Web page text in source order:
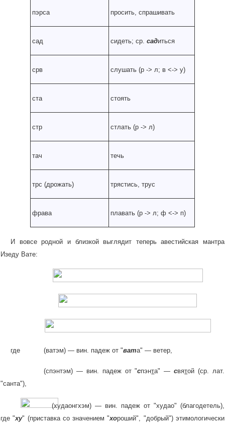
пэрса просить, спрашивать
сад сидеть; ср. садиться
срв слушать (р -> л; в <-> у)
ста стоять
стр стлать (р -> л)
тач течь
трс (дрожать) трястись, трус
фрава плавать (р -> л; ф <-> п)
И вовсе родной и близкой выглядит теперь авестийская мантра
Изеду Вате:
где (ватэм) — вин. падеж от "вата" — ветер,
(спэнтэм) — вин. падеж от "спэнта" —святой (ср. лат.
"санта"),
(худаонгхэм) — вин. падеж от "худао" (благодетель),
где "ху" (приставка со значением "хороший", "добрый") этимологически